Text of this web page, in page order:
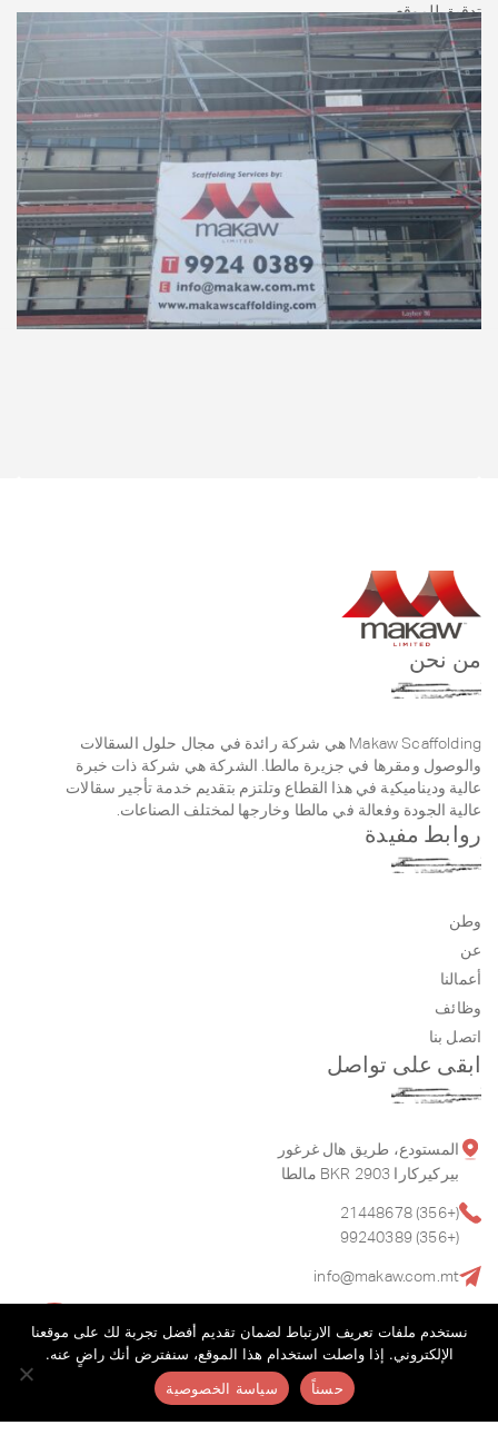
تدقيق للموقع.
اتصل بنا الآن
من نحن
Makaw Scaffolding هي شركة رائدة في مجال حلول السقالات
والوصول ومقرها في جزيرة مالطا. الشركة هي شركة ذات خبرة
عالية وديناميكية في هذا القطاع وتلتزم بتقديم خدمة تأجير سقالات
عالية الجودة وفعالة في مالطا وخارجها لمختلف الصناعات.
روابط مفيدة
وطن
عن
أعمالنا
وظائف
اتصل بنا
ابقى على تواصل
المستودع، طريق هال غرغور
بيركيركارا BKR 2903 مالطا
(+356) 21448678
(+356) 99240389
info@makaw.com.mt
نستخدم ملفات تعريف الارتباط لضمان تقديم أفضل تجربة لك على موقعنا
الإلكتروني. إذا واصلت استخدام هذا الموقع، سنفترض أنك راضٍ عنه.
حسناً
سياسة الخصوصية